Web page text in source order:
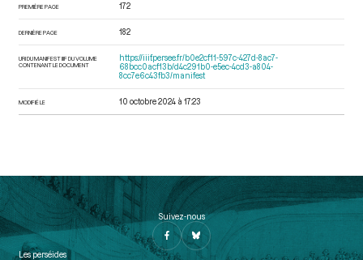
PREMIÈRE PAGE 172
DERNIÈRE PAGE 182
URI DU MANIFEST IIIF DU VOLUME
CONTENANT LE DOCUMENT
https://iiif.persee.fr/b0e2cf11-597c-427d-8ac7-
68bcc0acf13b/d4c291b0-e5ec-4cd3-a804-
8cc7e6c43fb3/manifest
MODIFIÉ LE 10 octobre 2024 à 17:23
Suivez-nous
Les perséides